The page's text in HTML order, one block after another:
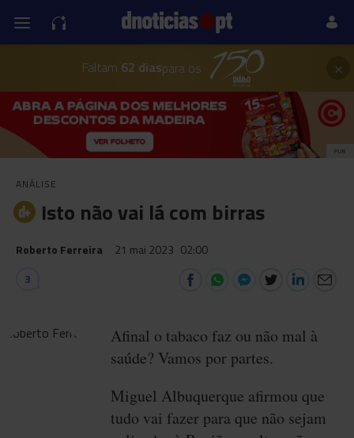
Faltam 62 diaspara os ×
PUB
ANÁLISE
Isto não vai lá com birras
Roberto Ferreira 21 mai 2023 02:00
3
Afinal o tabaco faz ou não mal à
saúde? Vamos por partes.
Miguel Albuquerque afirmou que
tudo vai fazer para que não sejam